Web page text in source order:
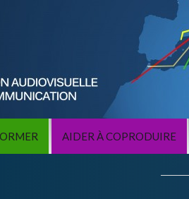
AIDER À COPRODUIRE